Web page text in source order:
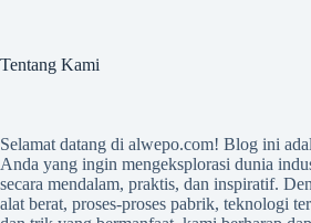
Tentang Kami
Selamat datang di alwepo.com! Blog ini
Anda yang ingin mengeksplorasi dunia
secara mendalam, praktis, dan inspiratif.
alat berat, proses-proses pabrik, teknologi